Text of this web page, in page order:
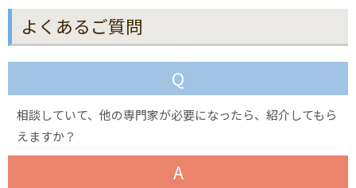
よくあるご質問
Q
相談していて、他の専門家が必要になったら、紹介してもら
えますか？
A